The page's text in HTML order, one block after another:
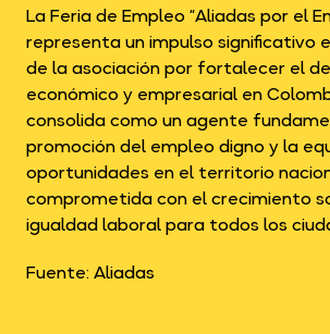
La Feria de Empleo “Aliadas por el
representa un impulso significativo
de la asociación por fortalecer el
económico y empresarial en
consolida como un agente
promoción del empleo digno y la
oportunidades en el territorio
comprometida con el crecimiento
igualdad laboral para todos los
Fuente: Aliadas